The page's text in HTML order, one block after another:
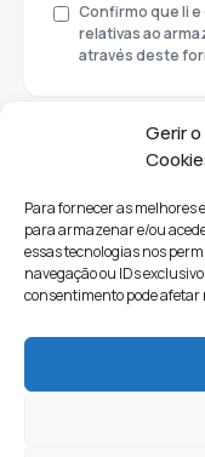
Gerir
Para fornecer as melhores
para armazenar e/ou
essas tecnologias nos
navegação ou IDs
consentimento pode
Confirmo que li
relativas ao
através deste